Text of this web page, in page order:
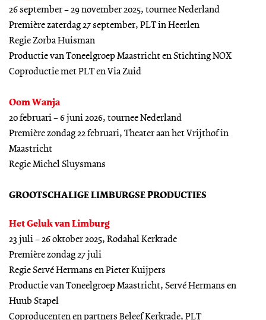
26 september – 29 november 2025, tournee Nederland
Première zaterdag 27 september, PLT in Heerlen
Regie Zorba Huisman
Productie van Toneelgroep Maastricht en Stichting NOX
Coproductie met PLT en Via Zuid
Oom Wanja
20 februari – 6 juni 2026, tournee Nederland
Première zondag 22 februari, Theater aan het Vrijthof in
Maastricht
Regie Michel Sluysmans
GROOTSCHALIGE LIMBURGSE PRODUCTIES
Het Geluk van Limburg
23 juli – 26 oktober 2025, Rodahal Kerkrade
Première zondag 27 juli
Regie Servé Hermans en Pieter Kuijpers
Productie van Toneelgroep Maastricht, Servé Hermans en
Huub Stapel
Coproducenten en partners Beleef Kerkrade, PLT